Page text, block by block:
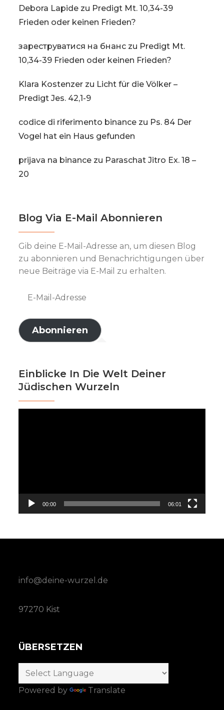
Debora Lapide zu Predigt Mt. 10,34-39
Frieden oder keinen Frieden?
зареструватися на бнанс zu Predigt Mt.
10,34-39 Frieden oder keinen Frieden?
Klara Kostenzer zu Licht für die Völker –
Predigt Jes. 42,1-9
codice di riferimento binance zu Ps. 84 Der
Vogel hat ein Haus gefunden
prijava na binance zu Paraschat Jitro Ex. 18 –
20
Blog Via E-Mail Abonnieren
Gib deine E-Mail-Adresse an, um diesen Blog
zu abonnieren und Benachrichtigungen über
neue Beiträge via E-Mail zu erhalten.
Adresse
Abonnieren
Einblicke In Die Welt Deiner
Jüdischen Wurzeln
00:00 06:01
info@deine-wurzel.de
97270 Kist
ÜBERSETZEN
Powered by Translate